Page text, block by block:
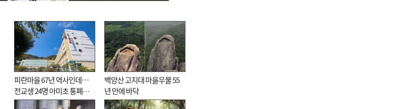
피란마을 67년 역사인데…
전교생 24명 아미초 통폐합
기로
백양산 고지대 마을우물 55
년 만에 바닥